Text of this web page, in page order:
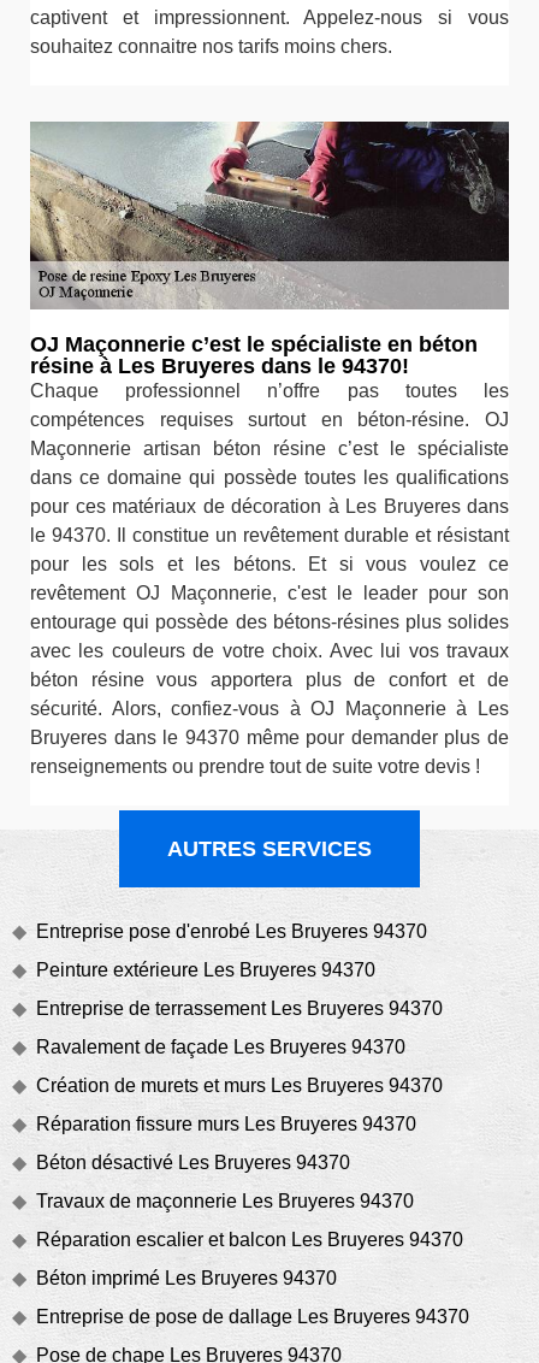
captivent et impressionnent. Appelez-nous si vous
souhaitez connaitre nos tarifs moins chers.
OJ Maçonnerie c’est le spécialiste en béton
résine à Les Bruyeres dans le 94370!
Chaque professionnel n’offre pas toutes les
compétences requises surtout en béton-résine. OJ
Maçonnerie artisan béton résine c’est le spécialiste
dans ce domaine qui possède toutes les qualifications
pour ces matériaux de décoration à Les Bruyeres dans
le 94370. Il constitue un revêtement durable et résistant
pour les sols et les bétons. Et si vous voulez ce
revêtement OJ Maçonnerie, c'est le leader pour son
entourage qui possède des bétons-résines plus solides
avec les couleurs de votre choix. Avec lui vos travaux
béton résine vous apportera plus de confort et de
sécurité. Alors, confiez-vous à OJ Maçonnerie à Les
Bruyeres dans le 94370 même pour demander plus de
renseignements ou prendre tout de suite votre devis !
AUTRES SERVICES
Entreprise pose d'enrobé Les Bruyeres 94370
Peinture extérieure Les Bruyeres 94370
Entreprise de terrassement Les Bruyeres 94370
Ravalement de façade Les Bruyeres 94370
Création de murets et murs Les Bruyeres 94370
Réparation fissure murs Les Bruyeres 94370
Béton désactivé Les Bruyeres 94370
Travaux de maçonnerie Les Bruyeres 94370
Réparation escalier et balcon Les Bruyeres 94370
Béton imprimé Les Bruyeres 94370
Entreprise de pose de dallage Les Bruyeres 94370
Pose de chape Les Bruyeres 94370